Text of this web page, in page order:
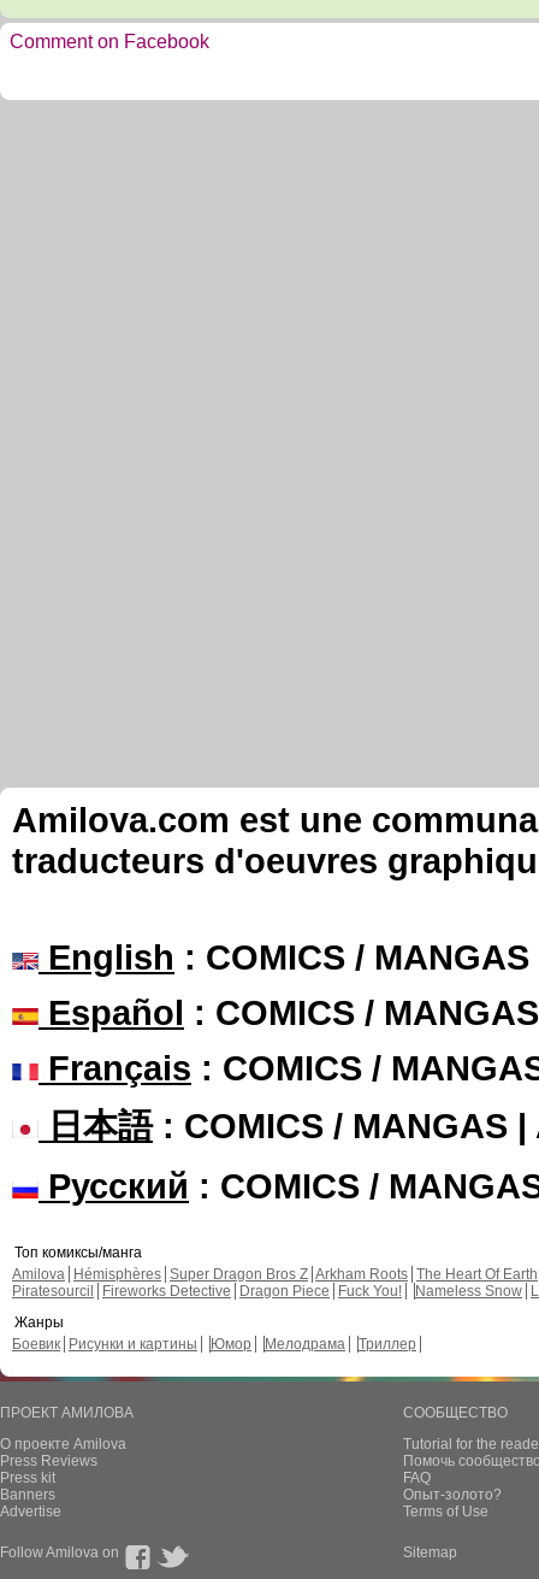
Comment on Facebook
Amilova.com est une
traducteurs d'oeuvres
English : COMICS /
Español : COMICS /
Français : COMICS /
日本語: COMICS / MANGAS |
Русский : COMICS /
Топ комиксы/манга
Amilova
Hémisphères Super Dragon Bros Z Arkham Roots The Heart Of Earth
Piratesourcil
Fireworks Detective Dragon Piece Fuck You! Nameless Snow
Жанры
Боевик
Рисунки и картины Юмор Мелодрама Триллер
ПРОЕКТ АМИЛОВА
О проекте Amilova
Press Reviews
Press kit
Banners
Advertise
СООБЩЕСТВО
Tutorial for the
Помочь
FAQ
Опыт-золото?
Terms of Use
Follow Amilova on Sitemap